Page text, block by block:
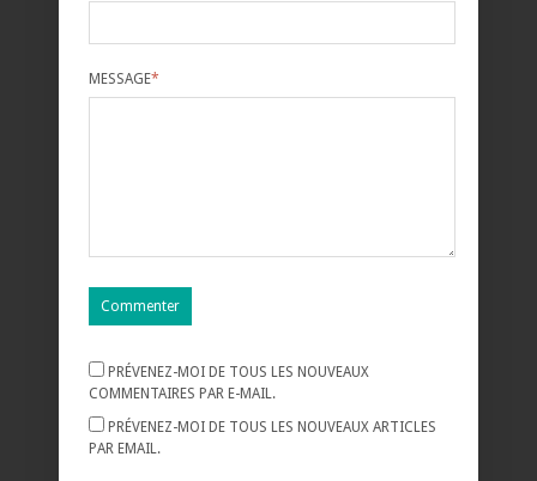
MESSAGE*
PRÉVENEZ-MOI DE TOUS LES NOUVEAUX
COMMENTAIRES PAR E-MAIL.
PRÉVENEZ-MOI DE TOUS LES NOUVEAUX ARTICLES
PAR EMAIL.